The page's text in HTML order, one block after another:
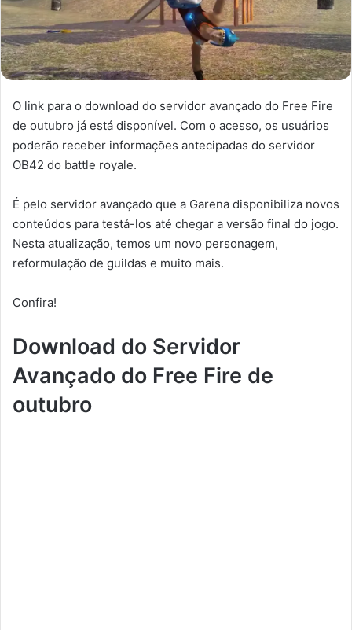
O link para o download do servidor avançado do Free Fire
de outubro já está disponível. Com o acesso, os usuários
poderão receber informações antecipadas do servidor
OB42 do battle royale.
É pelo servidor avançado que a Garena disponibiliza novos
conteúdos para testá-los até chegar a versão final do jogo.
Nesta atualização, temos um novo personagem,
reformulação de guildas e muito mais.
Confira!
Download do Servidor
Avançado do Free Fire de
outubro